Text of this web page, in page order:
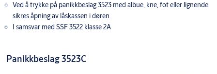
Ved å trykke på panikkbeslag 3523 med albue, kne, fot eller lignende
sikres åpning av låskassen i døren.
I samsvar med SSF 3522 klasse 2A
Panikkbeslag 3523C